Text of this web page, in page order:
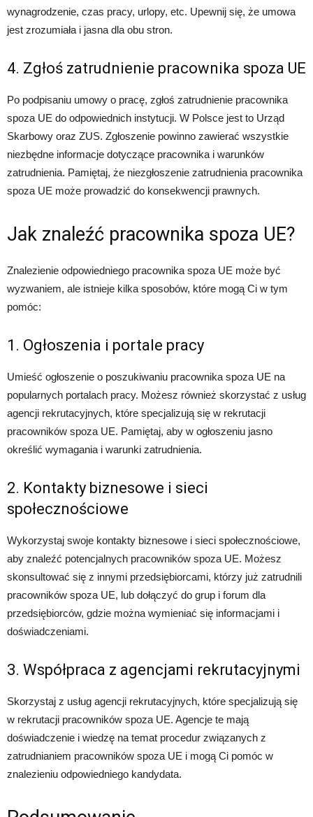
wynagrodzenie, czas pracy, urlopy, etc. Upewnij się, że umowa
jest zrozumiała i jasna dla obu stron.
4. Zgłoś zatrudnienie pracownika spoza UE
Po podpisaniu umowy o pracę, zgłoś zatrudnienie pracownika
spoza UE do odpowiednich instytucji. W Polsce jest to Urząd
Skarbowy oraz ZUS. Zgłoszenie powinno zawierać wszystkie
niezbędne informacje dotyczące pracownika i warunków
zatrudnienia. Pamiętaj, że niezgłoszenie zatrudnienia pracownika
spoza UE może prowadzić do konsekwencji prawnych.
Jak znaleźć pracownika spoza UE?
Znalezienie odpowiedniego pracownika spoza UE może być
wyzwaniem, ale istnieje kilka sposobów, które mogą Ci w tym
pomóc:
1. Ogłoszenia i portale pracy
Umieść ogłoszenie o poszukiwaniu pracownika spoza UE na
popularnych portalach pracy. Możesz również skorzystać z usług
agencji rekrutacyjnych, które specjalizują się w rekrutacji
pracowników spoza UE. Pamiętaj, aby w ogłoszeniu jasno
określić wymagania i warunki zatrudnienia.
2. Kontakty biznesowe i sieci
społecznościowe
Wykorzystaj swoje kontakty biznesowe i sieci społecznościowe,
aby znaleźć potencjalnych pracowników spoza UE. Możesz
skonsultować się z innymi przedsiębiorcami, którzy już zatrudnili
pracowników spoza UE, lub dołączyć do grup i forum dla
przedsiębiorców, gdzie można wymieniać się informacjami i
doświadczeniami.
3. Współpraca z agencjami rekrutacyjnymi
Skorzystaj z usług agencji rekrutacyjnych, które specjalizują się
w rekrutacji pracowników spoza UE. Agencje te mają
doświadczenie i wiedzę na temat procedur związanych z
zatrudnianiem pracowników spoza UE i mogą Ci pomóc w
znalezieniu odpowiedniego kandydata.